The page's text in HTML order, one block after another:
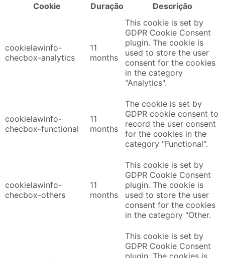
Cookie
Duração Descrição
cookielawinfo-
checbox-analytics
11
months
This cookie is set by
GDPR Cookie Consent
plugin. The cookie is
used to store the user
consent for the cookies
in the category
"Analytics".
cookielawinfo-
checbox-functional
11
months
The cookie is set by
GDPR cookie consent to
record the user consent
for the cookies in the
category "Functional".
cookielawinfo-
checbox-others
11
months
This cookie is set by
GDPR Cookie Consent
plugin. The cookie is
used to store the user
consent for the cookies
in the category "Other.
This cookie is set by
GDPR Cookie Consent
plugin. The cookies is